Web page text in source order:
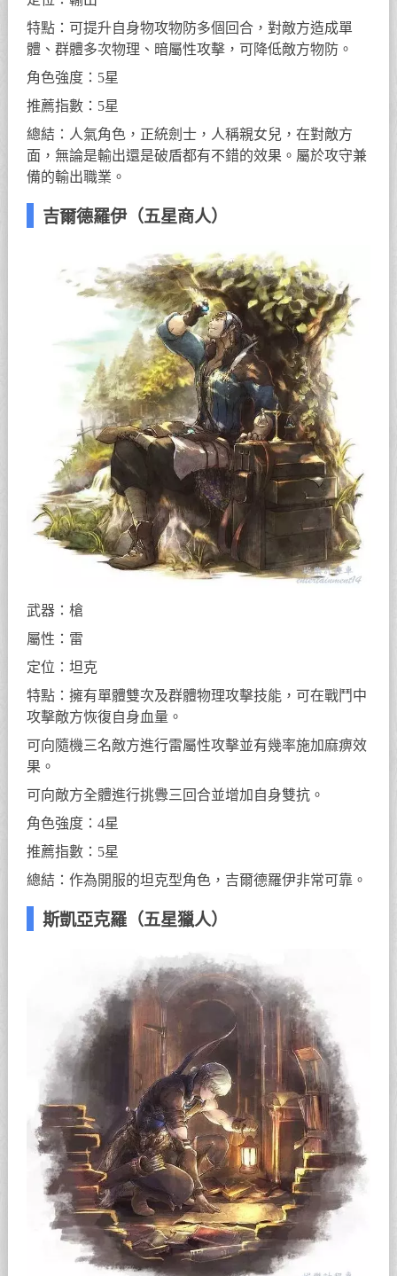
特點：可提升自身物攻物防多個回合，對敵方造成單
體、群體多次物理、暗屬性攻擊，可降低敵方物防。
角色強度：5星
推薦指數：5星
總結：人氣角色，正統劍士，人稱親女兒，在對敵方
面，無論是輸出還是破盾都有不錯的效果。屬於攻守兼
備的輸出職業。
吉爾德羅伊（五星商人）
武器：槍
屬性：雷
定位：坦克
特點：擁有單體雙次及群體物理攻擊技能，可在戰鬥中
攻擊敵方恢復自身血量。
可向隨機三名敵方進行雷屬性攻擊並有幾率施加麻痹效
果。
可向敵方全體進行挑釁三回合並增加自身雙抗。
角色強度：4星
推薦指數：5星
總結：作為開服的坦克型角色，吉爾德羅伊非常可靠。
斯凱亞克羅（五星獵人）